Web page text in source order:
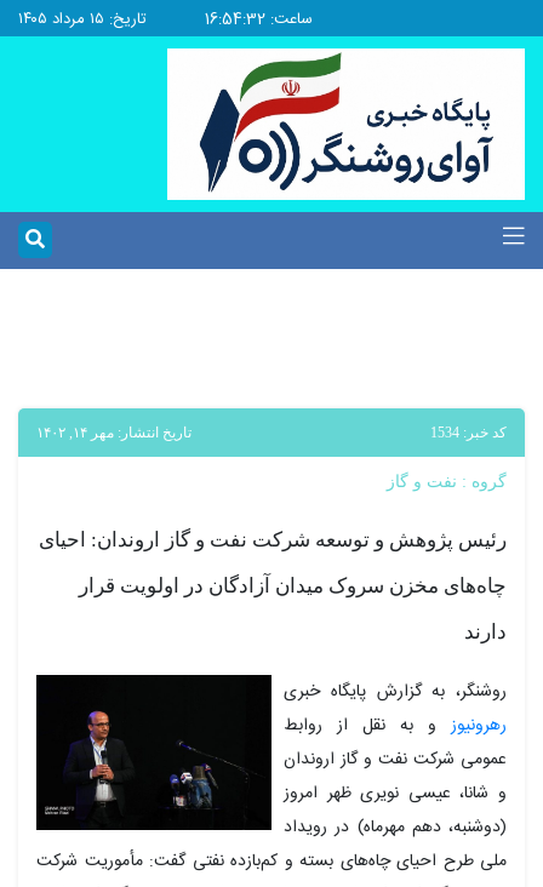
ساعت: 16:54:33 تاریخ: ۱۵ مرداد ۱۴۰۵
کد خبر: 1534 تاریخ انتشار: مهر ۱۴, ۱۴۰۲
گروه : نفت و گاز
رئیس پژوهش و توسعه شرکت نفت و گاز اروندان: احیای
چاه‌های مخزن سروک میدان آزادگان در اولویت قرار
دارند
روشنگر، به گزارش پایگاه خبری
رهرونیوزو به نقل از روابط
عمومی شرکت نفت و گاز اروندان
و شانا، عیسی نویری ظهر امروز
(دوشنبه، دهم مهرماه) در رویداد
ملی طرح احیای چاه‌های بسته و کم‌بازده نفتی گفت: مأموریت شرکت